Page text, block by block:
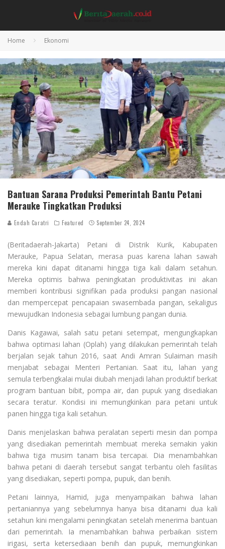
Home Ekonomi
Bantuan Sarana Produksi Pemerintah Bantu Petani
Merauke Tingkatkan Produksi
Endah Caratri Featured September 24, 2024
(Beritadaerah-Jakarta) Petani di Distrik Kurik, Kabupaten
Merauke, Papua Selatan, merasa puas karena lahan sawah
mereka kini dapat ditanami hingga tiga kali dalam setahun.
Mereka optimis bahwa peningkatan produktivitas ini akan
memberi kontribusi signifikan pada produksi pangan nasional
dan mempercepat pencapaian swasembada pangan, sekaligus
mewujudkan Indonesia sebagai lumbung pangan dunia.
Danis Kagawai, salah satu petani setempat, mengungkapkan
bahwa optimasi lahan (Oplah) yang dilakukan pemerintah telah
berjalan sejak tahun 2016, saat Andi Amran Sulaiman masih
menjabat sebagai Menteri Pertanian. Saat itu, lahan yang
semula terbengkalai mulai diubah menjadi lahan produktif berkat
program bantuan bibit, pompa air, dan pupuk yang disediakan
secara teratur. Kondisi ini memungkinkan para petani untuk
panen hingga tiga kali setahun.
Danis menjelaskan bahwa peralatan seperti mesin dan pompa
yang disediakan pemerintah membuat mereka semakin yakin
bahwa tiga musim tanam bisa tercapai. Dia menambahkan
bahwa petani di daerah tersebut sangat terbantu oleh fasilitas
yang disediakan, seperti pompa, pupuk, dan benih.
Petani lainnya, Hamid, juga menyampaikan bahwa lahan
pertaniannya yang sebelumnya hanya bisa ditanami dua kali
setahun kini mengalami peningkatan setelah menerima bantuan
dari pemerintah. Ia menambahkan bahwa perbaikan sistem
irigasi, serta ketersediaan benih dan pupuk, memungkinkan